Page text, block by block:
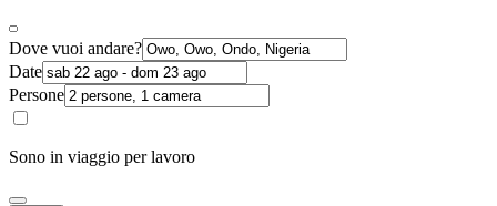
Dove vuoi andare?
Date
Persone
Sono in viaggio per lavoro